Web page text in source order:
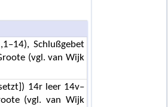
Schlußgebet
(vgl. van Wijk
14r leer 14v–
(vgl. van Wijk